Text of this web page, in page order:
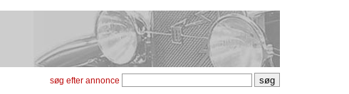
søg efter annonce